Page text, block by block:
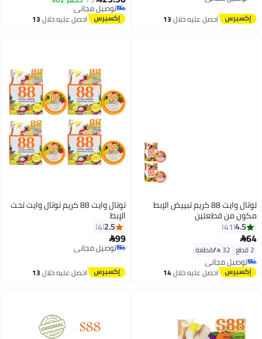
توصيل مجاني
احصل عليه خلال13
توصيل مجاني
توصيل مجانياحصل عليه خلال13
توتال وايت 88 كريم تبييض الإبط
مكون من قطعتين
4.5
41
64
2 قطع |
توصيل مجاني
توصيل مجانياحصل عليه خلال14
توتال وايت 88 كريم توتال وايت تحت
الإبط
2.5
4
99
توصيل مجاني
توصيل مجاني
احصل عليه خلال13